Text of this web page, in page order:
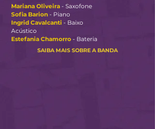
Mariana Oliveira - Saxofone
Sofia Barion - Piano
Ingrid Cavalcanti - Baixo
Acústico
Estefania Chamorro - Bateria
SAIBA MAIS SOBRE A BANDA